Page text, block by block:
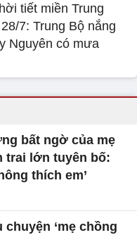
tiết miền Trung
7: Trung Bộ nắng
Nguyên có mưa
bất ngờ của mẹ
trai lớn tuyên bố:
thích em’
chuyện ‘mẹ chồng